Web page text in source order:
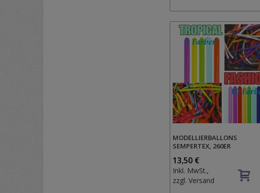
MODELLIERBALLONS
SEMPERTEX, 260ER
13,50 €
Inkl. MwSt.,
zzgl.Versand